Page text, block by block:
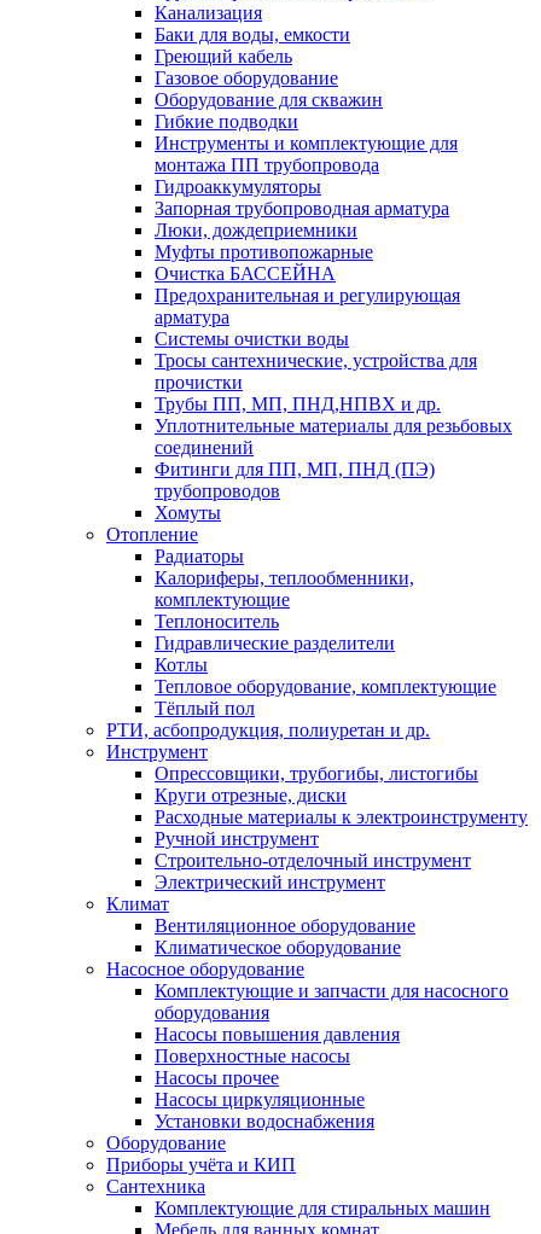
Канализация
Баки для воды, емкости
Греющий кабель
Газовое оборудование
Оборудование для скважин
Гибкие подводки
Инструменты и комплектующие для
монтажа ПП трубопровода
Гидроаккумуляторы
Запорная трубопроводная арматура
Люки, дождеприемники
Муфты противопожарные
Очистка БАССЕЙНА
Предохранительная и регулирующая
арматура
Системы очистки воды
Тросы сантехнические, устройства для
прочистки
Трубы ПП, МП, ПНД,НПВХ и др.
Уплотнительные материалы для резьбовых
соединений
Фитинги для ПП, МП, ПНД (ПЭ)
трубопроводов
Хомуты
Отопление
Радиаторы
Калориферы, теплообменники,
комплектующие
Теплоноситель
Гидравлические разделители
Котлы
Тепловое оборудование, комплектующие
Тёплый пол
РТИ, асбопродукция, полиуретан и др.
Инструмент
Опрессовщики, трубогибы, листогибы
Круги отрезные, диски
Расходные материалы к электроинструменту
Ручной инструмент
Строительно-отделочный инструмент
Электрический инструмент
Климат
Вентиляционное оборудование
Климатическое оборудование
Насосное оборудование
Комплектующие и запчасти для насосного
оборудования
Насосы повышения давления
Поверхностные насосы
Насосы прочее
Насосы циркуляционные
Установки водоснабжения
Оборудование
Приборы учёта и КИП
Сантехника
Комплектующие для стиральных машин
Мебель для ванных комнат